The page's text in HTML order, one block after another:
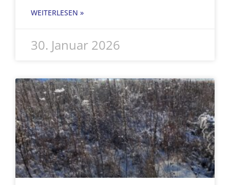
WEITERLESEN »
30. Januar 2026